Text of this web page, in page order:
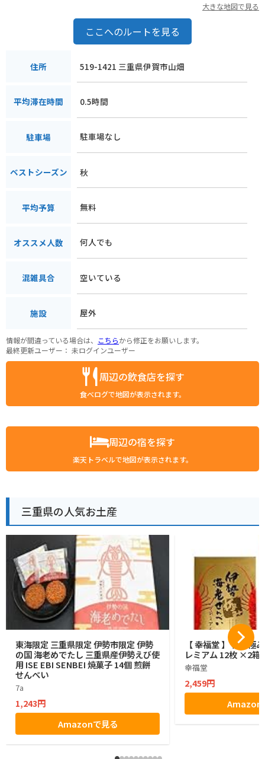
大きな地図で見る
ここへのルートを見る
住所 519-1421 三重県伊賀市山畑
平均滞在時間 0.5時間
駐車場 駐車場なし
ベストシーズン 秋
平均予算 無料
オススメ人数 何人でも
混雑具合 空いている
施設 屋外
情報が間違っている場合は、 こちらから修正をお願いします。
最終更新ユーザー： 未ログインユーザー
周辺の飲食店を探す
食べログで地図が表示されます。
周辺の宿を探す
楽天トラベルで地図が表示されます。
三重県の人気お土産
東海限定 三重県限定 伊勢市限定 伊勢
の国 海老めでたし 三重県産伊勢えび使
用 ISE EBI SENBEI 焼菓子 14個 煎餅
せんべい
7a
1,243円
Amazonで見る
【 幸福堂 】 伊勢極
レミアム 12枚 ×2箱
幸福堂
2,459円
Amazon